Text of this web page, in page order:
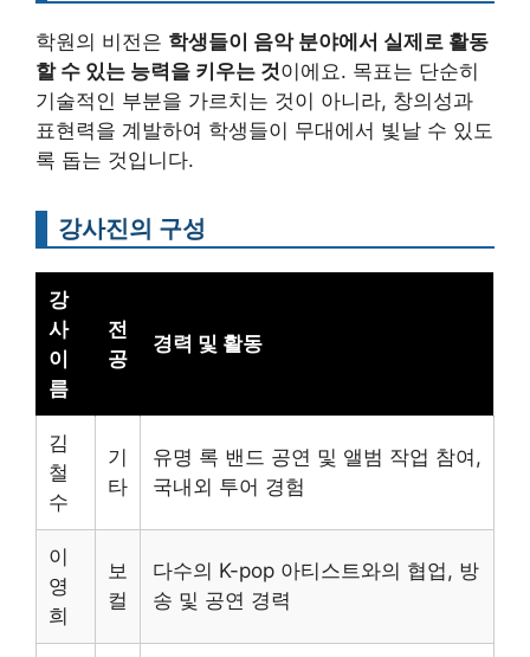
학원의 비전은 학생들이 음악 분야에서 실제로 활동
할 수 있는 능력을 키우는 것이에요. 목표는 단순히
기술적인 부분을 가르치는 것이 아니라, 창의성과
표현력을 계발하여 학생들이 무대에서 빛날 수 있도
록 돕는 것입니다.
강사진의 구성
강
사
이
름
전
공
경력 및 활동
김
철
수
기
타
유명 록 밴드 공연 및 앨범 작업 참여,
국내외 투어 경험
이
영
희
보
컬
다수의 K-pop 아티스트와의 협업, 방
송 및 공연 경력